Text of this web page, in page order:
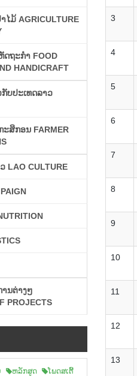
ໄມ້ AGRICULTURE
ດຖະກຳ FOOD
HANDICRAFT
ບປະເທດລາວ
ສິກອນ FARMER
LAO CULTURE
ານຕ່າງໆ
PROJECTS
ຫລັກສູດ
ໂພດສເຕີ້
3
4
5
6
7
8
9
10
11
12
13